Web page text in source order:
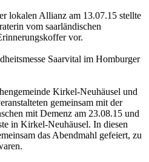
lokalen Allianz am 13.07.15 stellte
vom saarländischen
vor.
Saarvital im Homburger
Kirkel-Neuhäusel und
gemeinsam mit der
mit Demenz am 23.08.15 und
in Kirkel-Neuhäusel. In diesen
das Abendmahl gefeiert, zu